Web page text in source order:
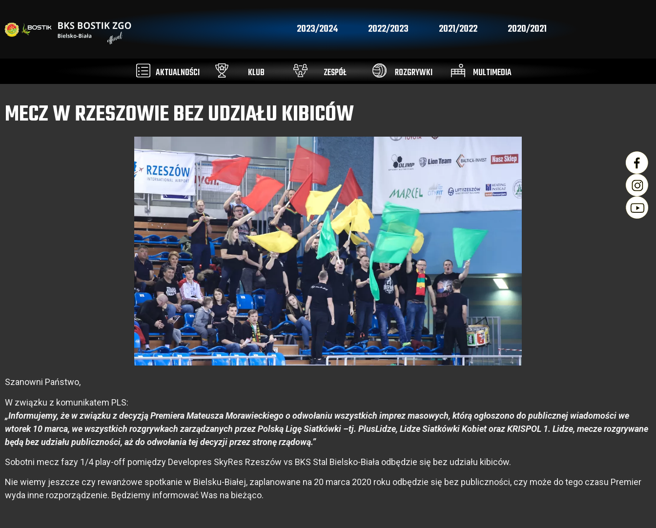
2023/2024 2022/2023 2021/2022 2020/2021
AKTUALNOŚCI KLUB ZESPÓŁ ROZGRYWKI MULTIMEDIA
MECZ W RZESZOWIE BEZ UDZIAŁU KIBICÓW
Szanowni Państwo,
W związku z komunikatem PLS:
„Informujemy, że w związku z decyzją Premiera Mateusza Morawieckiego o odwołaniu wszystkich imprez masowych, którą ogłoszono do publicznej wiadomości we
wtorek 10 marca, we wszystkich rozgrywkach zarządzanych przez Polską Ligę Siatkówki –tj. PlusLidze, Lidze Siatkówki Kobiet oraz KRISPOL 1. Lidze, mecze rozgrywane
będą bez udziału publiczności, aż do odwołania tej decyzji przez stronę rządową.”
Sobotni mecz fazy 1/4 play-off pomiędzy Developres SkyRes Rzeszów vs BKS Stal Bielsko-Biała odbędzie się bez udziału kibiców.
Nie wiemy jeszcze czy rewanżowe spotkanie w Bielsku-Białej, zaplanowane na 20 marca 2020 roku odbędzie się bez publiczności, czy może do tego czasu Premier
wyda inne rozporządzenie. Będziemy informować Was na bieżąco.